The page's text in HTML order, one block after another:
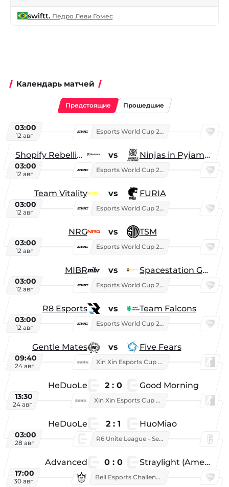
swiftt. Педро Леви Гомес
Календарь матчей
Предстоящие Прошедшие
03:00
12 авг
Esports World Cup 2026
Shopify Rebellion vs Ninjas in Pyjamas
03:00
12 авг
Esports World Cup 2026
Team Vitality vs FURIA
03:00
12 авг
Esports World Cup 2026
NRG vs TSM
03:00
12 авг
Esports World Cup 2026
MIBR vs Spacestation Gaming
03:00
12 авг
Esports World Cup 2026
R8 Esports vs Team Falcons
03:00
12 авг
Esports World Cup 2026
Gentle Mates vs Five Fears
09:40
24 авг
Xin Xin Esports Cup 2025
HeDuoLe 2 : 0 Good Morning
13:30
24 авг
Xin Xin Esports Cup 2026
HeDuoLe 2 : 1 HuoMiao
03:00
28 авг
R6 Unite League - Season 1
Advanced 0 : 0 Straylight (American team)
17:00
30 авг
Bell Esports Challenge 2026